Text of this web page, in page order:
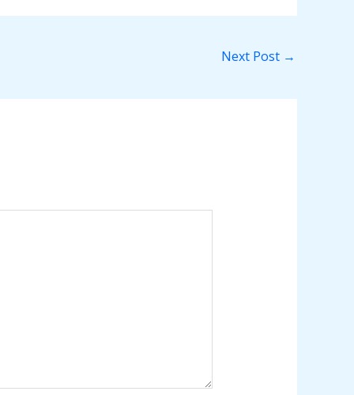
Next Post →